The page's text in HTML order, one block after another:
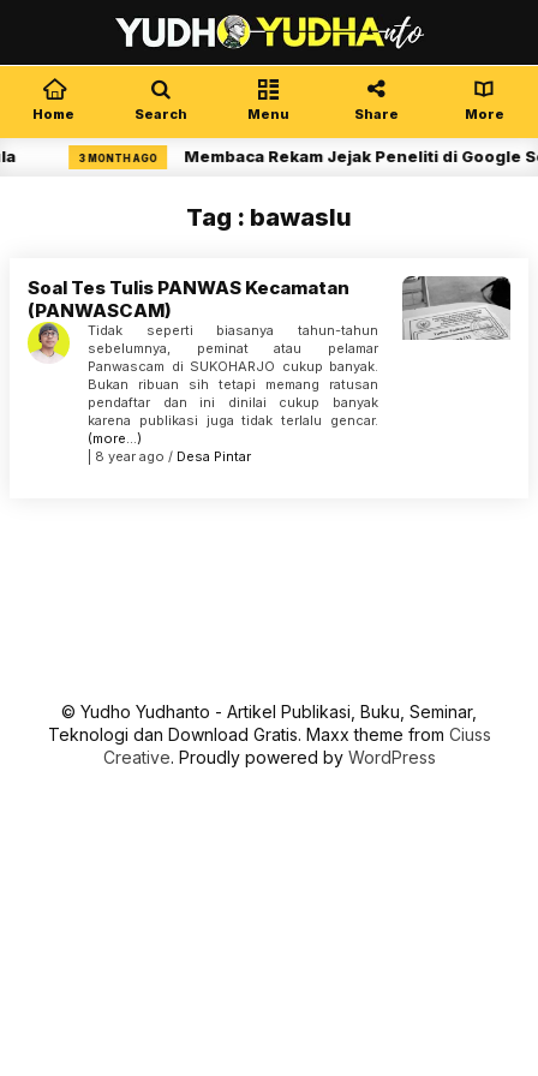
Home Search Menu Share More
3 MONTH AGO Membaca Rekam Jejak Peneliti di Google
Tag : bawaslu
Soal Tes Tulis PANWAS Kecamatan
(PANWASCAM)
Tidak seperti biasanya tahun-tahun
sebelumnya, peminat atau pelamar
Panwascam di SUKOHARJO cukup banyak.
Bukan ribuan sih tetapi memang ratusan
pendaftar dan ini dinilai cukup banyak
karena publikasi juga tidak terlalu gencar.
(more…)
| 8 year ago / Desa Pintar
© Yudho Yudhanto - Artikel Publikasi, Buku, Seminar,
Teknologi dan Download Gratis. Maxx theme from Ciuss
Creative. Proudly powered by WordPress